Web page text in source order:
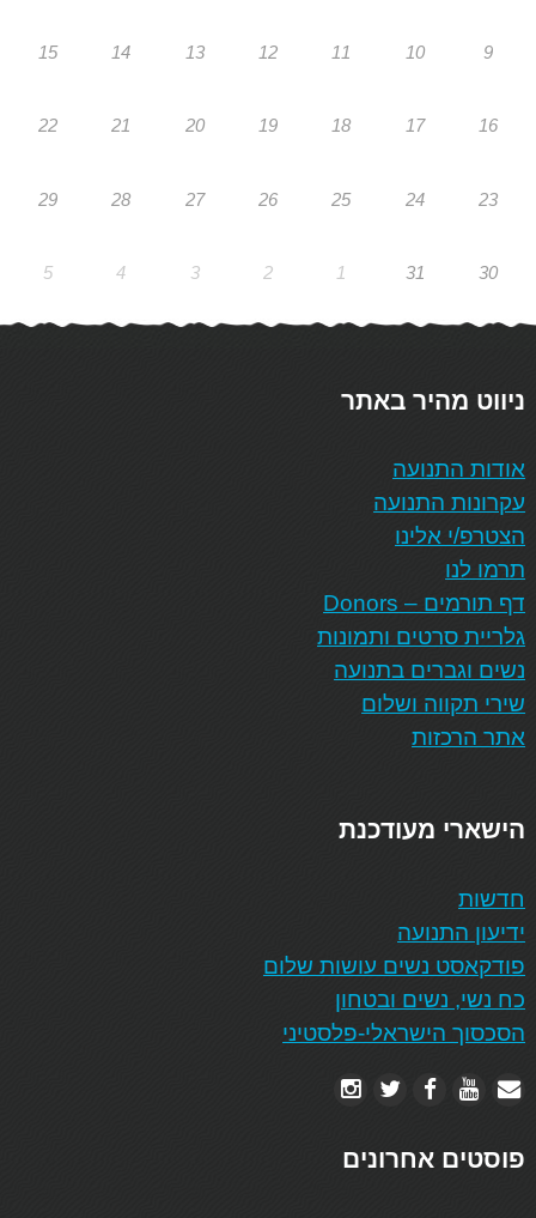
9
10
11
12
13
14
15
16
17
18
19
20
21
22
23
24
25
26
27
28
29
30
31
1
2
3
4
5
ניווט מהיר באתר
אודות התנועה
עקרונות התנועה
הצטרפ/י אלינו
תרמו לנו
דף תורמים – Donors
גלריית סרטים ותמונות
נשים וגברים בתנועה
שירי תקווה ושלום
אתר הרכזות
הישארי מעודכנת
חדשות
ידיעון התנועה
פודקאסט נשים עושות שלום
כח נשי, נשים ובטחון
הסכסוך הישראלי-פלסטיני
פוסטים אחרונים